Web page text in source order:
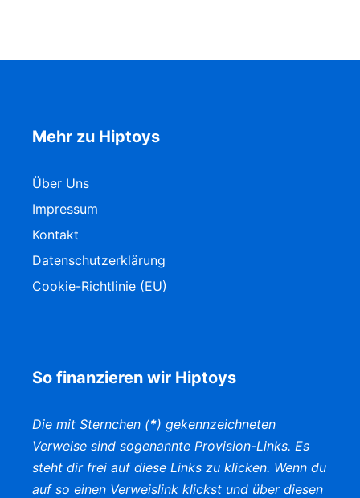
Mehr zu Hiptoys
Über Uns
Impressum
Kontakt
Datenschutzerklärung
Cookie-Richtlinie (EU)
So finanzieren wir Hiptoys
Die mit Sternchen (*) gekennzeichneten
Verweise sind sogenannte Provision-Links. Es
steht dir frei auf diese Links zu klicken. Wenn du
auf so einen Verweislink klickst und über diesen